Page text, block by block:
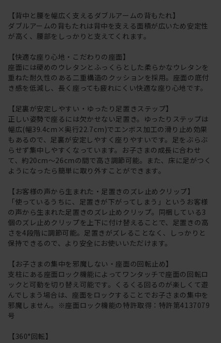
【背中と腰を幅広く支えるダブルアームの背もたれ】
ダブルアームの背もたれは背中を支える面積が広いため安定性
が高く、腰部をしっかりと支えてくれます。
【快適な座り心地・こだわりの座面】
座面には硬めのウレタンとふっくらとした柔らかなウレタンを
重ねた耐久性のある二重構造のクッションを採用。座面の底付
き感を低減し、長く座っても疲れにくい快適な座り心地です。
【足裏が安定しやすい・ゆったり足置きステップ】
正しい姿勢で座るには欠かせない足置き。ゆったりステップは
幅広(幅39.4cm×奥行22.7cm)でエンボス加工の滑り止め効果
もあるので、足裏が安定しやすく座りやすいです。足をぶらぶ
らせず集中しやすくなっています。お子さまの成長に合わせ
て、約20cm～26cmの間で高さ調節可能。また、床に足がつく
ようになったら簡単に取り外すことができます。
【お客様の声から生まれた・足置きのズレ止めクリップ】
「使っているうちに、足置きが下がってしまう」というお客様
の声から生まれた足置きのズレ止めクリップ。同梱している3
個のズレ止めクリップを上下に付け替えることで、足置きの高
さを4段階に調節可能。足置きがズレることなく、しっかりと
保持できるので、より安全にお使いいただけます。
【お子さまの集中を邪魔しない・座面の回転止め】
支柱にある座面ロック機能によってワンタッチで座面の回転ロ
ックと可動を切り替え可能です。くるくる回るのが楽しくて遊
んでしまう場合は、座面をロックすることでお子さまの集中を
邪魔しません。※座面ロック機能の特許取得：特許第4137079
号
【360°回転】